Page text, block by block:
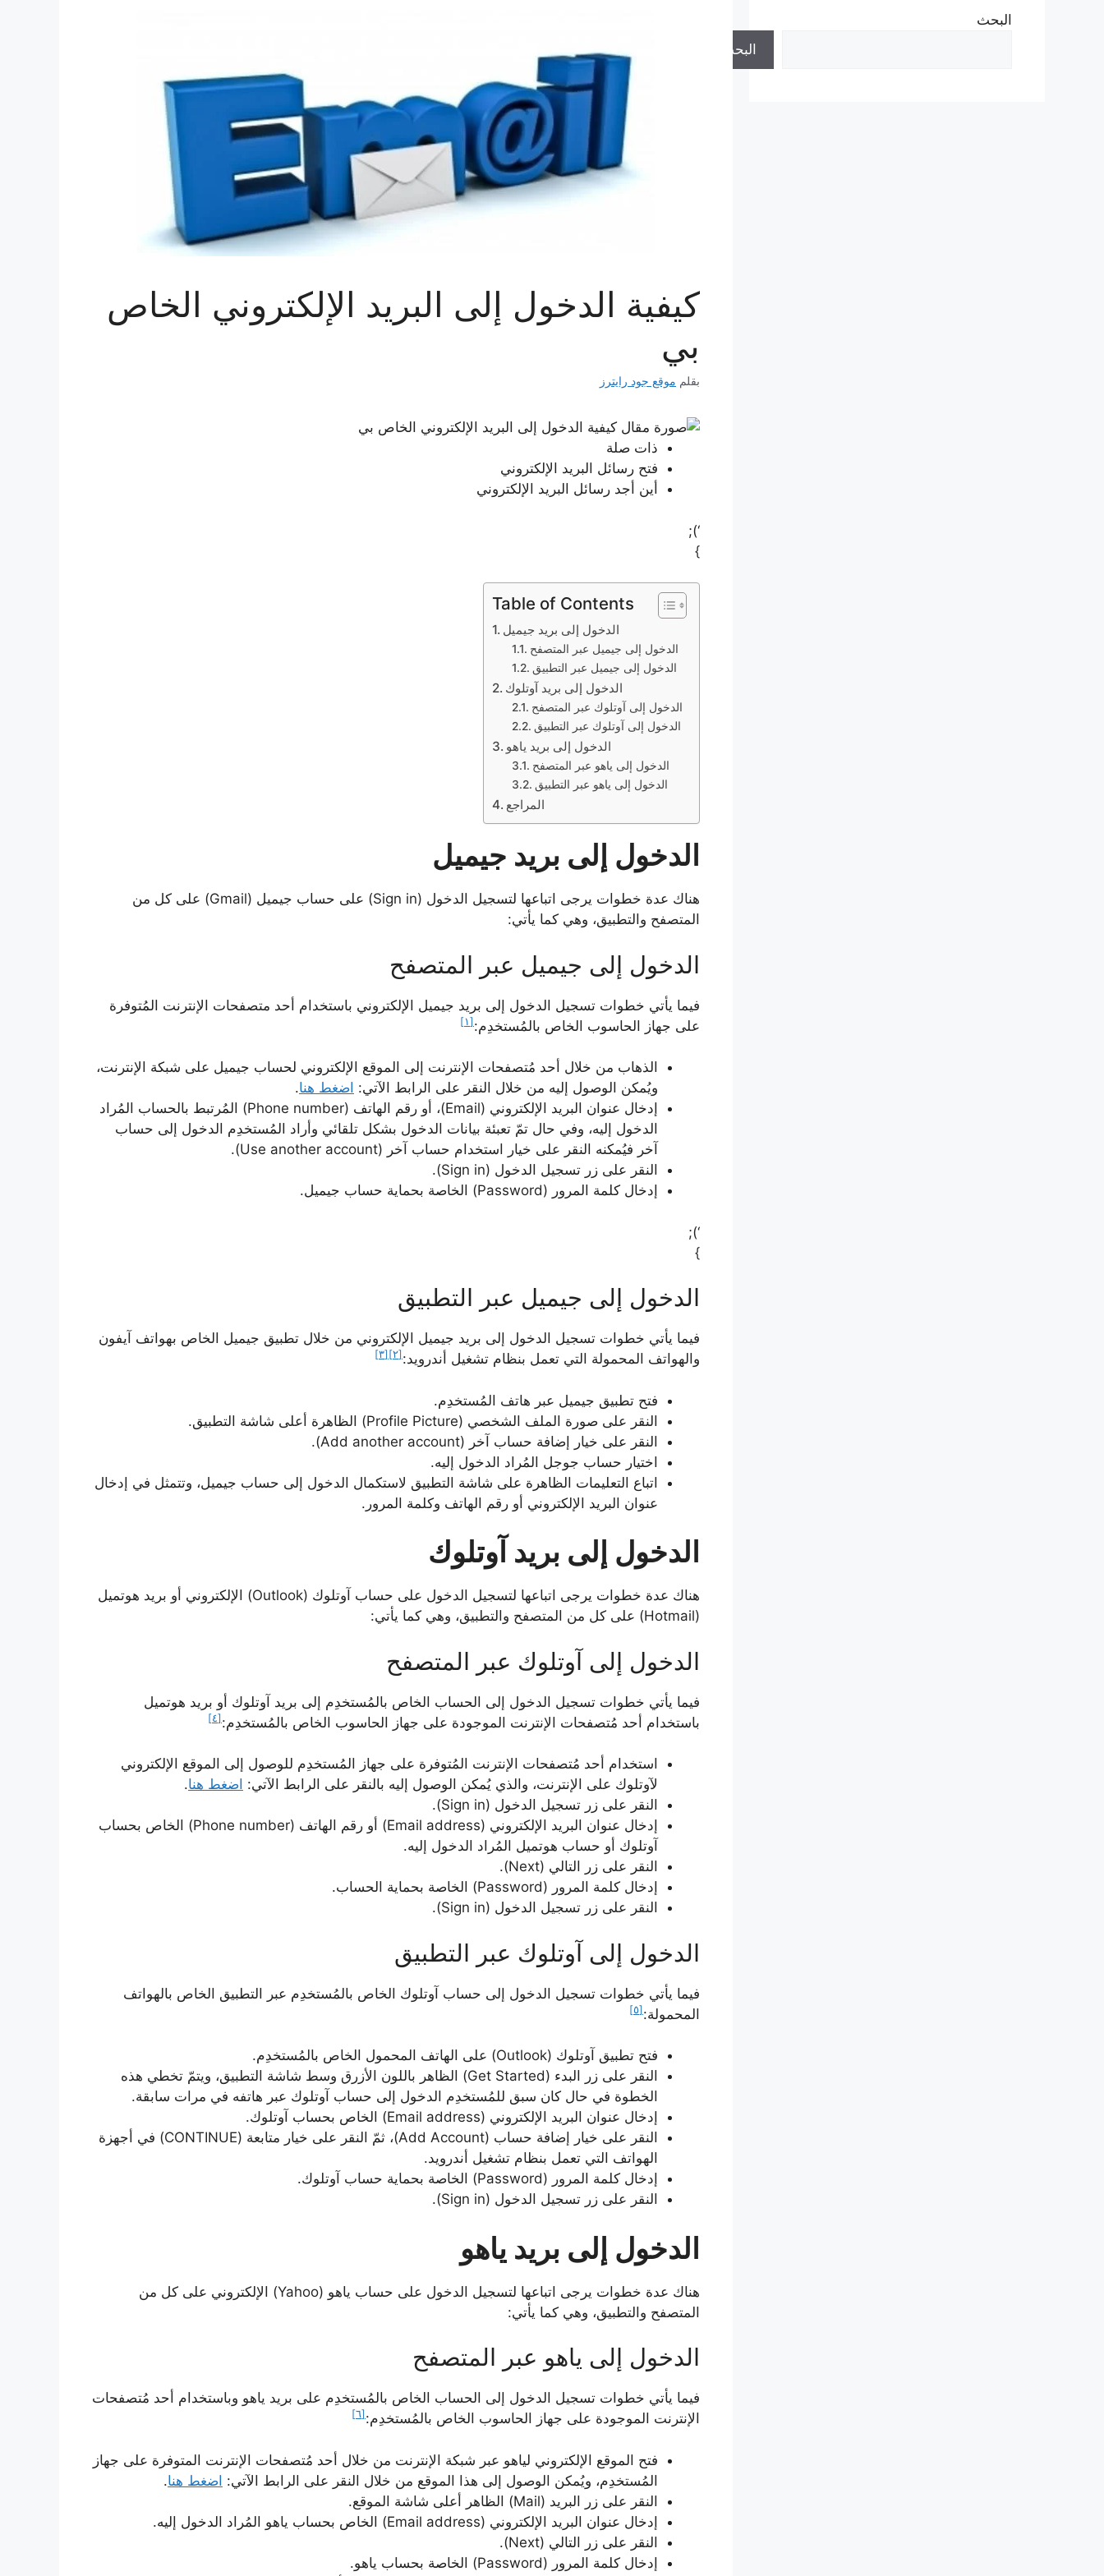
كيفية الدخول إلى البريد الإلكتروني الخاص
بي
بقلم موقع جود رايترز
ذات صلة
فتح رسائل البريد الإلكتروني
أين أجد رسائل البريد الإلكتروني
‘);
}
Table of Contents
الدخول إلى بريد جيميل
الدخول إلى جيميل عبر المتصفح
الدخول إلى جيميل عبر التطبيق
الدخول إلى بريد آوتلوك
الدخول إلى آوتلوك عبر المتصفح
الدخول إلى آوتلوك عبر التطبيق
الدخول إلى بريد ياهو
الدخول إلى ياهو عبر المتصفح
الدخول إلى ياهو عبر التطبيق
المراجع
الدخول إلى بريد جيميل
هناك عدة خطوات يرجى اتباعها لتسجيل الدخول (Sign in) على حساب جيميل (Gmail) على كل من
المتصفح والتطبيق، وهي كما يأتي:
الدخول إلى جيميل عبر المتصفح
فيما يأتي خطوات تسجيل الدخول إلى بريد جيميل الإلكتروني باستخدام أحد متصفحات الإنترنت المُتوفرة
على جهاز الحاسوب الخاص بالمُستخدِم: [١]
الذهاب من خلال أحد مُتصفحات الإنترنت إلى الموقع الإلكتروني لحساب جيميل على شبكة الإنترنت،
ويُمكن الوصول إليه من خلال النقر على الرابط الآتي: اضغط هنا.
إدخال عنوان البريد الإلكتروني (Email)، أو رقم الهاتف (Phone number) المُرتبط بالحساب المُراد
الدخول إليه، وفي حال تمّ تعبئة بيانات الدخول بشكل تلقائي وأراد المُستخدِم الدخول إلى حساب
آخر فيُمكنه النقر على خيار استخدام حساب آخر (Use another account).
النقر على زر تسجيل الدخول (Sign in).
إدخال كلمة المرور (Password) الخاصة بحماية حساب جيميل.
‘);
}
الدخول إلى جيميل عبر التطبيق
فيما يأتي خطوات تسجيل الدخول إلى بريد جيميل الإلكتروني من خلال تطبيق جيميل الخاص بهواتف آيفون
والهواتف المحمولة التي تعمل بنظام تشغيل أندرويد: [٢] [٣]
فتح تطبيق جيميل عبر هاتف المُستخدِم.
النقر على صورة الملف الشخصي (Profile Picture) الظاهرة أعلى شاشة التطبيق.
النقر على خيار إضافة حساب آخر (Add another account).
اختيار حساب جوجل المُراد الدخول إليه.
اتباع التعليمات الظاهرة على شاشة التطبيق لاستكمال الدخول إلى حساب جيميل، وتتمثل في إدخال
عنوان البريد الإلكتروني أو رقم الهاتف وكلمة المرور.
الدخول إلى بريد آوتلوك
هناك عدة خطوات يرجى اتباعها لتسجيل الدخول على حساب آوتلوك (Outlook) الإلكتروني أو بريد هوتميل
(Hotmail) على كل من المتصفح والتطبيق، وهي كما يأتي:
الدخول إلى آوتلوك عبر المتصفح
فيما يأتي خطوات تسجيل الدخول إلى الحساب الخاص بالمُستخدِم إلى بريد آوتلوك أو بريد هوتميل
باستخدام أحد مُتصفحات الإنترنت الموجودة على جهاز الحاسوب الخاص بالمُستخدِم: [٤]
استخدام أحد مُتصفحات الإنترنت المُتوفرة على جهاز المُستخدِم للوصول إلى الموقع الإلكتروني
لآوتلوك على الإنترنت، والذي يُمكن الوصول إليه بالنقر على الرابط الآتي: اضغط هنا.
النقر على زر تسجيل الدخول (Sign in).
إدخال عنوان البريد الإلكتروني (Email address) أو رقم الهاتف (Phone number) الخاص بحساب
آوتلوك أو حساب هوتميل المُراد الدخول إليه.
النقر على زر التالي (Next).
إدخال كلمة المرور (Password) الخاصة بحماية الحساب.
النقر على زر تسجيل الدخول (Sign in).
الدخول إلى آوتلوك عبر التطبيق
فيما يأتي خطوات تسجيل الدخول إلى حساب آوتلوك الخاص بالمُستخدِم عبر التطبيق الخاص بالهواتف
المحمولة: [٥]
فتح تطبيق آوتلوك (Outlook) على الهاتف المحمول الخاص بالمُستخدِم.
النقر على زر البدء (Get Started) الظاهر باللون الأزرق وسط شاشة التطبيق، ويتمّ تخطي هذه
الخطوة في حال كان سبق للمُستخدِم الدخول إلى حساب آوتلوك عبر هاتفه في مرات سابقة.
إدخال عنوان البريد الإلكتروني (Email address) الخاص بحساب آوتلوك.
النقر على خيار إضافة حساب (Add Account)، ثمّ النقر على خيار متابعة (CONTINUE) في أجهزة
الهواتف التي تعمل بنظام تشغيل أندرويد.
إدخال كلمة المرور (Password) الخاصة بحماية حساب آوتلوك.
النقر على زر تسجيل الدخول (Sign in).
الدخول إلى بريد ياهو
هناك عدة خطوات يرجى اتباعها لتسجيل الدخول على حساب ياهو (Yahoo) الإلكتروني على كل من
المتصفح والتطبيق، وهي كما يأتي:
الدخول إلى ياهو عبر المتصفح
فيما يأتي خطوات تسجيل الدخول إلى الحساب الخاص بالمُستخدِم على بريد ياهو وباستخدام أحد مُتصفحات
الإنترنت الموجودة على جهاز الحاسوب الخاص بالمُستخدِم: [٦]
فتح الموقع الإلكتروني لياهو عبر شبكة الإنترنت من خلال أحد مُتصفحات الإنترنت المتوفرة على جهاز
المُستخدِم، ويُمكن الوصول إلى هذا الموقع من خلال النقر على الرابط الآتي: اضغط هنا.
النقر على زر البريد (Mail) الظاهر أعلى شاشة الموقع.
إدخال عنوان البريد الإلكتروني (Email address) الخاص بحساب ياهو المُراد الدخول إليه.
النقر على زر التالي (Next).
إدخال كلمة المرور (Password) الخاصة بحساب ياهو.
البحث
البحث